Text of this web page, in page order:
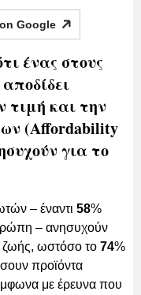
Google
ένας στους
τιμή και την
(Affordability
για το
– έναντι 58%
– ανησυχούν
ζωής, ωστόσο το 74%
προϊόντα
με έρευνα που